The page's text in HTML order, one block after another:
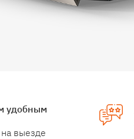
удобным
выезде